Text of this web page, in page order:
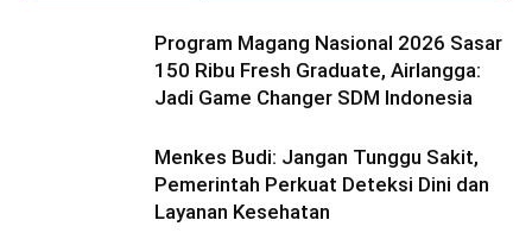
Program Magang Nasional 2026 Sasar
150 Ribu Fresh Graduate, Airlangga:
Jadi Game Changer SDM Indonesia
Menkes Budi: Jangan Tunggu Sakit,
Pemerintah Perkuat Deteksi Dini dan
Layanan Kesehatan